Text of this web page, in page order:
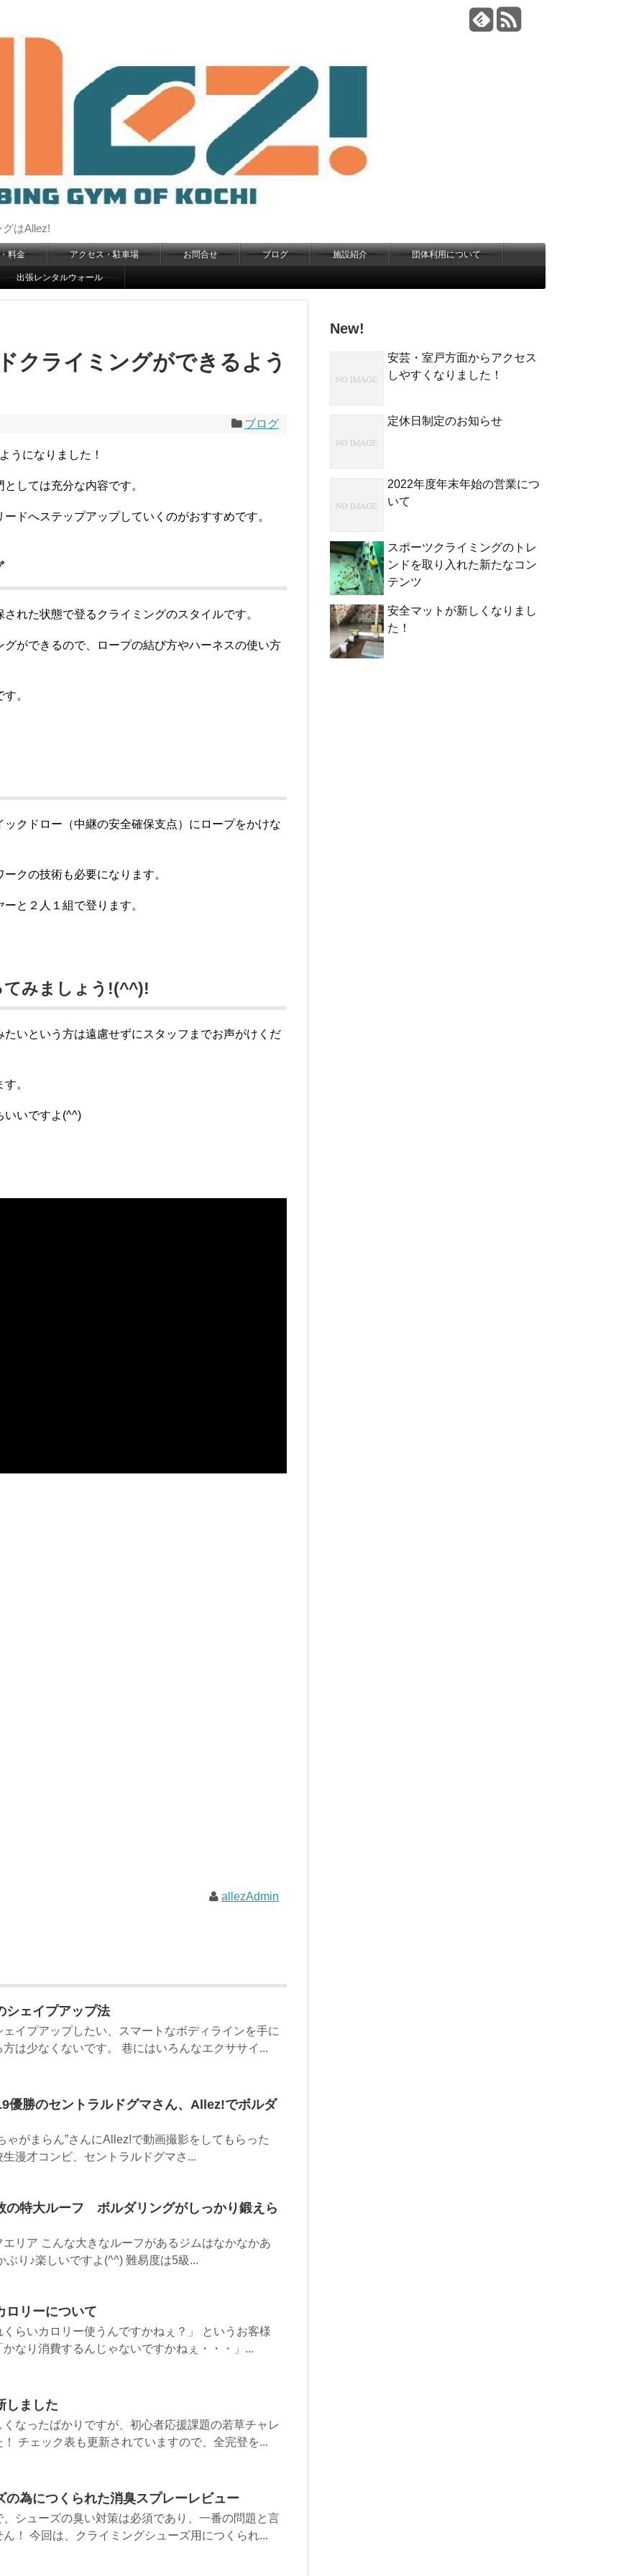
はAllez!
料金 アクセス・駐車場 お問合せ ブログ 施設紹介 団体利用について
出張レンタルウォール
クライミングができるよう
ブログ
うになりました！
しては充分な内容です。
ドへステップアップしていくのがおすすめです。
れた状態で登るクライミングのスタイルです。
ができるので、ロープの結び方やハーネスの使い方
。
クドロー（中継の安全確保支点）にロープをかけな
クの技術も必要になります。
と２人１組で登ります。
みましょう!(^^)!
いという方は遠慮せずにスタッフまでお声がけくだ
。
いいですよ(^^)
allezAdmin
シェイプアップ法
イプアップしたい、スマートなボディラインを手に
は少なくないです。 巷にはいろんなエクササイ...
優勝のセントラルドグマさん、Allez!でボルダ
ゃがまらん”さんにAllez!で動画撮影をしてもらった
漫才コンビ、セントラルドグマさ...
の特大ルーフ ボルダリングがしっかり鍛えら
リア こんな大きなルーフがあるジムはなかなかあ
ぶり♪楽しいですよ(^^) 難易度は5級...
ロリーについて
らいカロリー使うんですかねぇ？」 というお客様
なり消費するんじゃないですかねぇ・・・」...
しました
なったばかりですが、初心者応援課題の若草チャレ
チェック表も更新されていますので、全完登を...
の為につくられた消臭スプレーレビュー
シューズの臭い対策は必須であり、一番の問題と言
！ 今回は、クライミングシューズ用につくられ...
New!
安芸・室戸方面からアクセス
しやすくなりました！
定休日制定のお知らせ
2022年度年末年始の営業につ
いて
スポーツクライミングのトレ
ンドを取り入れた新たなコン
テンツ
安全マットが新しくなりまし
た！